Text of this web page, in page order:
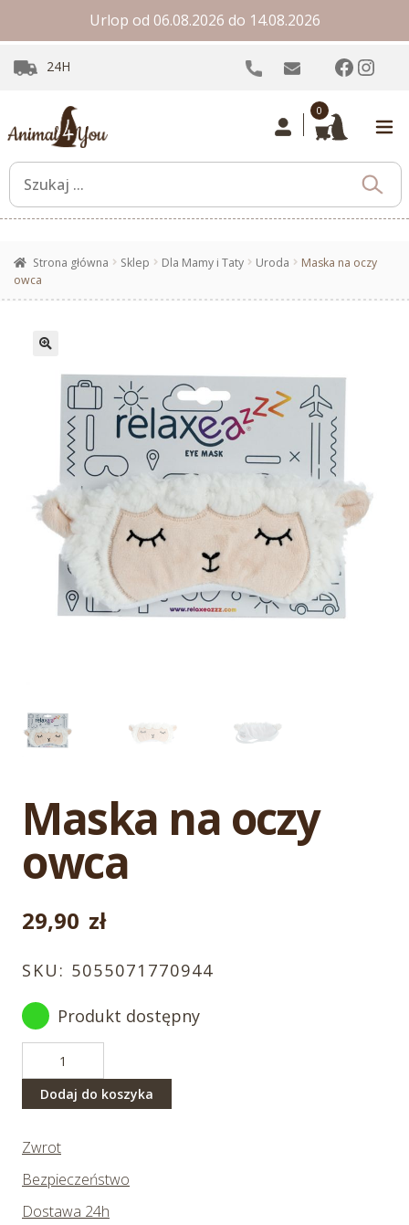
Urlop od 06.08.2026 do 14.08.2026
24H
0
Strona główna Sklep Dla Mamy i Taty Uroda
Maska na oczy
owca
Maska na oczy
owca
29,90 zł
SKU: 5055071770944
Produkt dostępny
oczy
Dodaj do koszyka
Zwrot
Bezpieczeństwo
Dostawa 24h